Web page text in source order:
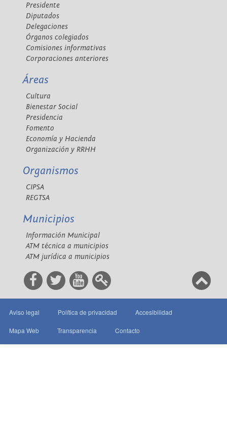
Presidente
Diputados
Delegaciones
Órganos colegiados
Comisiones informativas
Corporaciones anteriores
Áreas
Cultura
Bienestar Social
Presidencia
Fomento
Economía y Hacienda
Organización y RRHH
Organismos
CIPSA
REGTSA
Municipios
Información Municipal
ATM técnica a municipios
ATM jurídica a municipios
Aviso legal Política de privacidad Accesibilidad
Mapa Web Transparencia Contacto